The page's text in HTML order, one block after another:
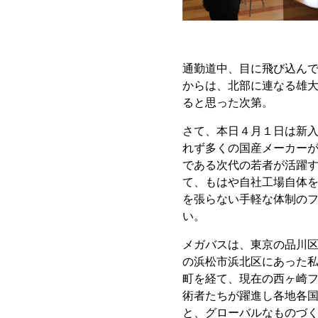
通勤道中、目に飛び込ん
からは、北部に連なる雄
ると思った次第。
さて、本日４月１日は新
れず多くの国産メーカー
である次代の若者が活躍
て、もはや自社工場自体
を張らない手軽な体制の
い。
メガバスは、東京の品川
の浜松市浜北区にあった
町を経て、現在の西ヶ崎
術者たちが躍進し各地各
と、グローバルなものづ